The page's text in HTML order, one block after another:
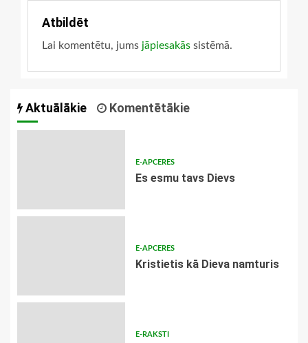
Atbildēt
Lai komentētu, jums jāpiesakās sistēmā.
Aktuālākie Komentētākie
E-APCERES
Es esmu tavs Dievs
E-APCERES
Kristietis kā Dieva namturis
E-RAKSTI